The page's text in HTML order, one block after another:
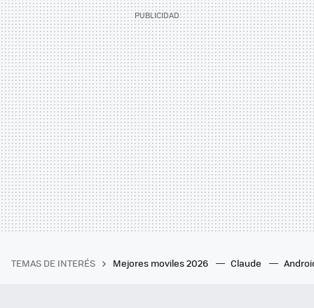
TEMAS DE INTERÉS Mejores moviles 2026 Claude